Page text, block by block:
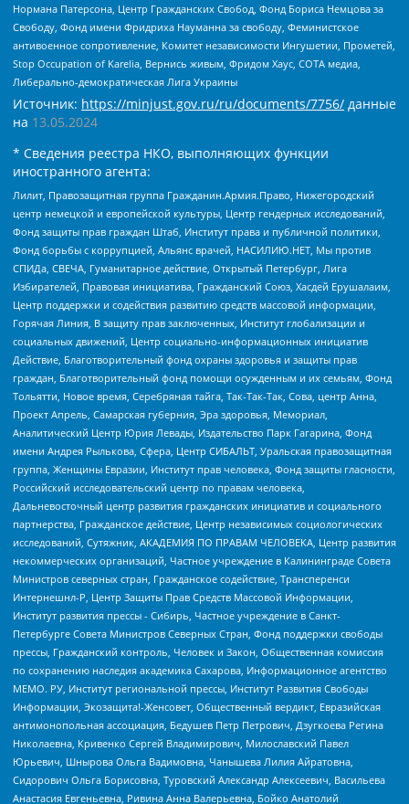
Нормана Патерсона, Центр Гражданских Свобод, Фонд Бориса Немцова за
Свободу, Фонд имени Фридриха Науманна за свободу, Феминистское
антивоенное сопротивление, Комитет независимости Ингушетии, Прометей,
Stop Occupation of Karelia, Вернись живым, Фридом Хаус, СОТА медиа,
Либерально-демократическая Лига Украины
Источник: https://minjust.gov.ru/ru/documents/7756/ данные
на 13.05.2024
* Сведения реестра НКО, выполняющих функции
иностранного агента:
Лилит, Правозащитная группа Гражданин.Армия.Право, Нижегородский
центр немецкой и европейской культуры, Центр гендерных исследований,
Фонд защиты прав граждан Штаб, Институт права и публичной политики,
Фонд борьбы с коррупцией, Альянс врачей, НАСИЛИЮ.НЕТ, Мы против
СПИДа, СВЕЧА, Гуманитарное действие, Открытый Петербург, Лига
Избирателей, Правовая инициатива, Гражданский Союз, Хасдей Ерушалаим,
Центр поддержки и содействия развитию средств массовой информации,
Горячая Линия, В защиту прав заключенных, Институт глобализации и
социальных движений, Центр социально-информационных инициатив
Действие, Благотворительный фонд охраны здоровья и защиты прав
граждан, Благотворительный фонд помощи осужденным и их семьям, Фонд
Тольятти, Новое время, Серебряная тайга, Так-Так-Так, Сова, центр Анна,
Проект Апрель, Самарская губерния, Эра здоровья, Мемориал,
Аналитический Центр Юрия Левады, Издательство Парк Гагарина, Фонд
имени Андрея Рылькова, Сфера, Центр СИБАЛЬТ, Уральская правозащитная
группа, Женщины Евразии, Институт прав человека, Фонд защиты гласности,
Российский исследовательский центр по правам человека,
Дальневосточный центр развития гражданских инициатив и социального
партнерства, Гражданское действие, Центр независимых социологических
исследований, Сутяжник, АКАДЕМИЯ ПО ПРАВАМ ЧЕЛОВЕКА, Центр развития
некоммерческих организаций, Частное учреждение в Калининграде Совета
Министров северных стран, Гражданское содействие, Трансперенси
Интернешнл-Р, Центр Защиты Прав Средств Массовой Информации,
Институт развития прессы - Сибирь, Частное учреждение в Санкт-
Петербурге Совета Министров Северных Стран, Фонд поддержки свободы
прессы, Гражданский контроль, Человек и Закон, Общественная комиссия
по сохранению наследия академика Сахарова, Информационное агентство
МЕМО. РУ, Институт региональной прессы, Институт Развития Свободы
Информации, Экозащита!-Женсовет, Общественный вердикт, Евразийская
антимонопольная ассоциация, Бедушев Петр Петрович, Дзугкоева Регина
Николаевна, Кривенко Сергей Владимирович, Милославский Павел
Юрьевич, Шнырова Ольга Вадимовна, Чанышева Лилия Айратовна,
Сидорович Ольга Борисовна, Туровский Александр Алексеевич, Васильева
Анастасия Евгеньевна, Ривина Анна Валерьевна, Бойко Анатолий